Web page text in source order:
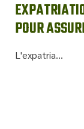
POUR
L'expatria...